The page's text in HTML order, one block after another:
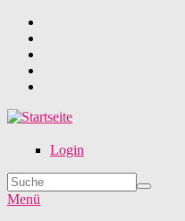
Direkt zum Inhalt
Login
Suchformular
Menü